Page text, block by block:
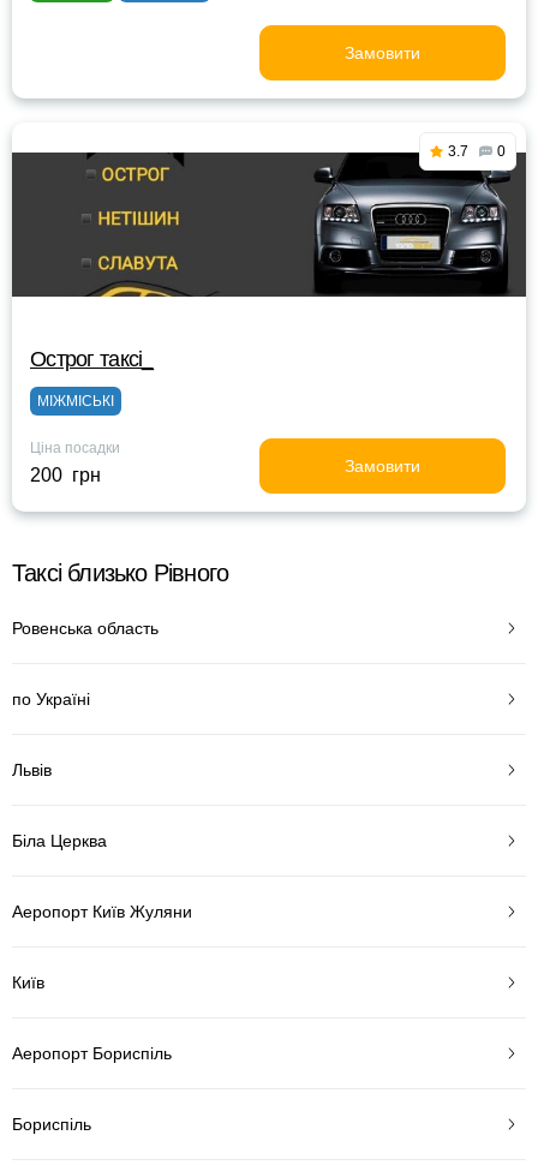
Замовити
3.7 0
Острог таксі_
МІЖМІСЬКІ
Ціна посадки
200 грн Замовити
Таксі близько Рівного
Ровенська область
по Україні
Львів
Біла Церква
Аеропорт Київ Жуляни
Київ
Аеропорт Бориспіль
Бориспіль